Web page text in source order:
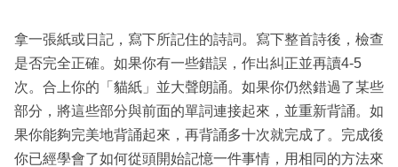
拿一張紙或日記，寫下所記住的詩詞。寫下整首詩後，檢查
是否完全正確。如果你有一些錯誤，作出糾正並再讀4-5
次。合上你的「貓紙」並大聲朗誦。如果你仍然錯過了某些
部分，將這些部分與前面的單詞連接起來，並重新背誦。如
果你能夠完美地背誦起來，再背誦多十次就完成了。完成後
你已經學會了如何從頭開始記憶一件事情，用相同的方法來